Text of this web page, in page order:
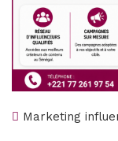
Marketing